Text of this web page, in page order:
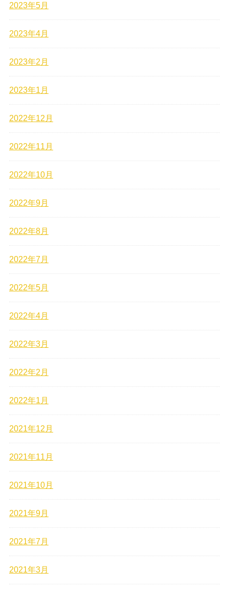
2023年5月
2023年4月
2023年2月
2023年1月
2022年12月
2022年11月
2022年10月
2022年9月
2022年8月
2022年7月
2022年5月
2022年4月
2022年3月
2022年2月
2022年1月
2021年12月
2021年11月
2021年10月
2021年9月
2021年7月
2021年3月